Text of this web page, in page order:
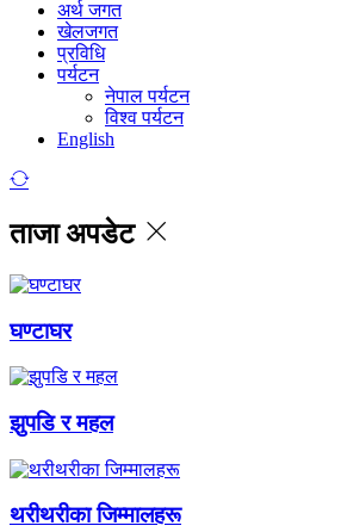
अर्थ जगत
खेलजगत
प्रविधि
पर्यटन
नेपाल पर्यटन
विश्व पर्यटन
English
ताजा अपडेट
घण्टाघर
झुपडि र महल
थरीथरीका जिम्मालहरू